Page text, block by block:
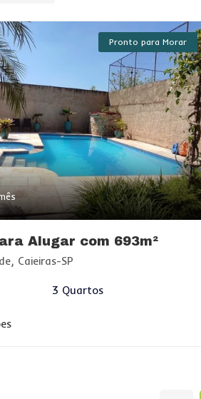
Pronto para Morar
Alugar com 693m²
Caieiras-SP
3 Quartos